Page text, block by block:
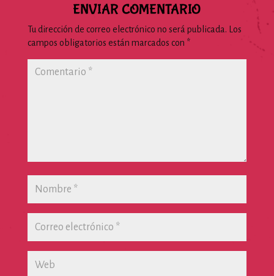
ENVIAR COMENTARIO
Tu dirección de correo electrónico no será publicada.
Los
campos obligatorios están marcados con *